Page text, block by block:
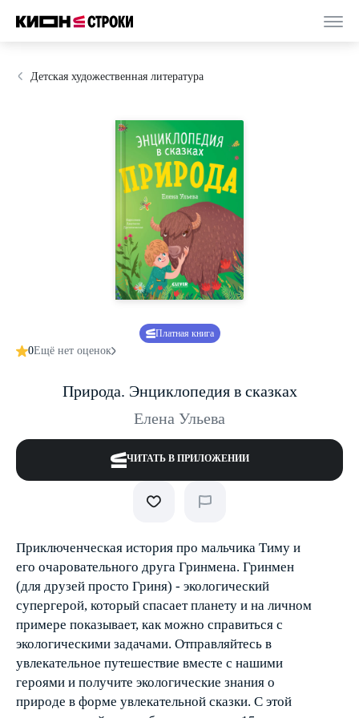
Детская художественная литература
Платная книга
0Ещё нет оценок
Природа. Энциклопедия в сказках
Елена Ульева
ЧИТАТЬ В ПРИЛОЖЕНИИ
Приключенческая история про мальчика Тиму и
его очаровательного друга Гринмена. Гринмен
(для друзей просто Гриня) - экологический
супергерой, который спасает планету и на личном
примере показывает, как можно справиться с
экологическими задачами. Отправляйтесь в
увлекательное путешествие вместе с нашими
героями и получите экологические знания о
природе в форме увлекательной сказки. С этой